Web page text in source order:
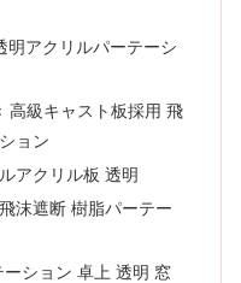
明アクリルパーテーシ
高級キャスト板採用 飛
ョン
アクリル板 透明
沫遮断 樹脂パーテー
ーション 卓上 透明 窓